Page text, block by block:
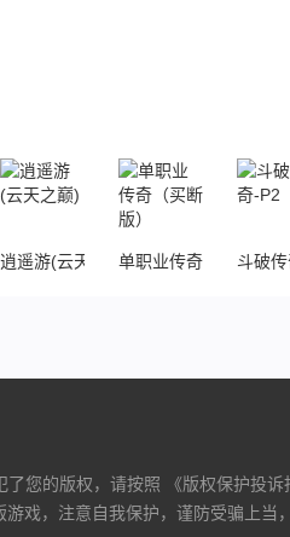
逍遥游(云天之巅)单职业传奇（买断版）
斗破传
您的版权，请按照 《版权保护投
戏，注意自我保护，谨防受骗上